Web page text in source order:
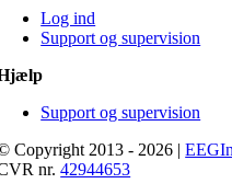
Log ind
Support og supervision
Support og supervision
Copyright 2013 - 2026 |
nr.42944653